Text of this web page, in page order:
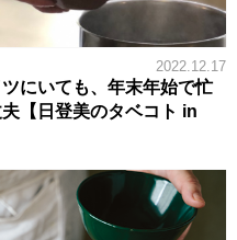
2022.12.17
にいても、年末年始で忙
【日登美のタベコト in